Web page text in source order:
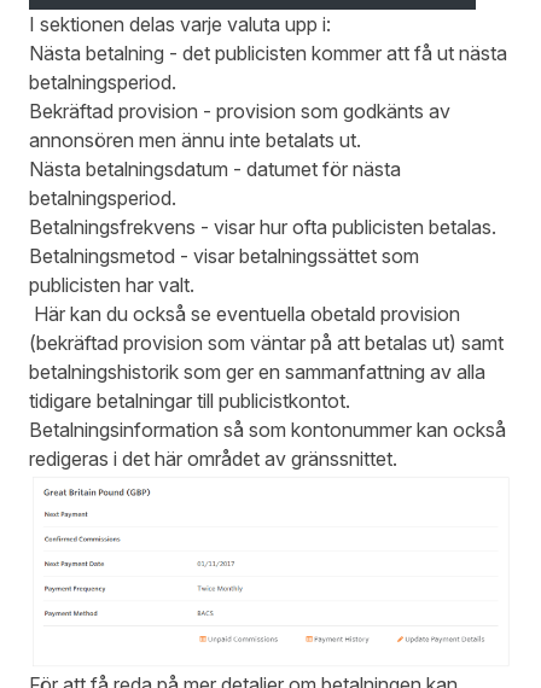
I sektionen delas varje valuta upp i:
Nästa betalning - det publicisten kommer att få ut nästa
betalningsperiod.
Bekräftad provision - provision som godkänts av
annonsören men ännu inte betalats ut.
Nästa betalningsdatum - datumet för nästa
betalningsperiod.
Betalningsfrekvens - visar hur ofta publicisten betalas.
Betalningsmetod - visar betalningssättet som
publicisten har valt.
Här kan du också se eventuella obetald provision
(bekräftad provision som väntar på att betalas ut) samt
betalningshistorik som ger en sammanfattning av alla
tidigare betalningar till publicistkontot.
Betalningsinformation så som kontonummer kan också
redigeras i det här området av gränssnittet.